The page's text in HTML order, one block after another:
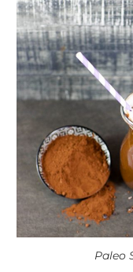
Paleo